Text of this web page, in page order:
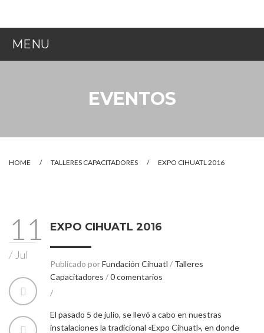
MENU
¿QUIÉNES SOMOS?EVENTOS
HOME / TALLERES CAPACITADORES / EXPO CIHUATL 2016
11
/ Jul
EXPO CIHUATL 2016
Publicado porFundación Cihuatl / Talleres
Capacitadores /0 comentarios
/
El pasado 5 de julio, se llevó a cabo en nuestras
instalaciones la tradicional «Expo Cihuatl», en donde